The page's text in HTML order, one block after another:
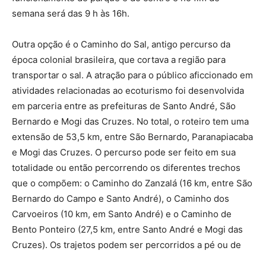
semana será das 9 h às 16h.
Outra opção é o Caminho do Sal, antigo percurso da
época colonial brasileira, que cortava a região para
transportar o sal. A atração para o público aficcionado em
atividades relacionadas ao ecoturismo foi desenvolvida
em parceria entre as prefeituras de Santo André, São
Bernardo e Mogi das Cruzes. No total, o roteiro tem uma
extensão de 53,5 km, entre São Bernardo, Paranapiacaba
e Mogi das Cruzes. O percurso pode ser feito em sua
totalidade ou então percorrendo os diferentes trechos
que o compõem: o Caminho do Zanzalá (16 km, entre São
Bernardo do Campo e Santo André), o Caminho dos
Carvoeiros (10 km, em Santo André) e o Caminho de
Bento Ponteiro (27,5 km, entre Santo André e Mogi das
Cruzes). Os trajetos podem ser percorridos a pé ou de